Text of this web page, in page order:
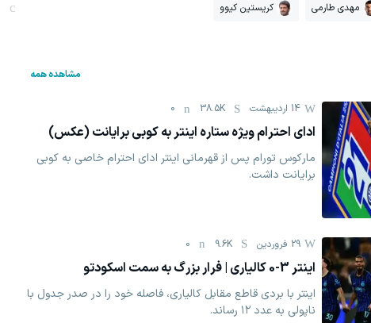
مهدی طارمی کریستین کیوو
مشاهده همه
14 اردیبهشت 38.5K
0
ادای احترام ویژه ستاره اینتر به کوبی برایانت (عکس)
مارکوس تورام پس از قهرمانی اینتر ادای احترام خاصی به کوبی
برایانت داشت.
29 فروردين 9.6K
0
اینتر 3-0 کالیاری | فرار بزرگ به سمت اسکودتو
اینتر با بردی قاطع مقابل کالیاری، فاصله خود را در صدر جدول با
ناپولی به عدد ۱۲ رساند.